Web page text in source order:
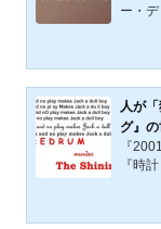
と足
ー・
間を
カー
園地
をめ
とも
今改
人が
グ』
『
『時
れら